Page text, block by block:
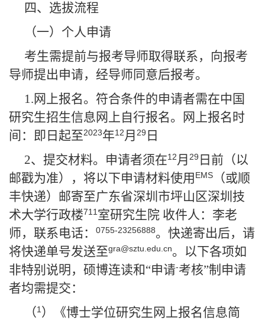
四、选拔流程
（一）个人申请
考生需提前与报考导师取得联系，向报考
导师提出申请，经导师同意后报考。
1.网上报名。符合条件的申请者需在中国
研究生招生信息网上自行报名。网上报名时
间：即日起至2023年12月 29 日
2、提交材料。申请者须在12月 29 日前（以
邮戳为准），将以下申请材料使用 EMS
（或顺
丰快递）邮寄至广东省深圳市坪山区深圳技
术大学行政楼711 室研究生院 收件人：李老
师，联系电话：
0755-23256888。快递寄出后，请
将快递单号发送至gra@sztu.edu.cn。以下各项如
非特别说明，硕博连读和“申请-考核”制申请
者均需提交：
（1 ）《博士学位研究生网上报名信息简